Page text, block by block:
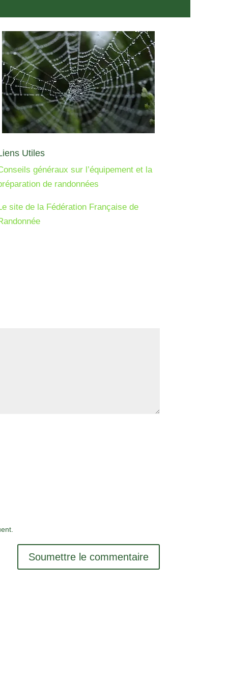
Utiles
généraux sur l’équipement et la
de randonnées
site de la Fédération Française de
Soumettre le commentaire